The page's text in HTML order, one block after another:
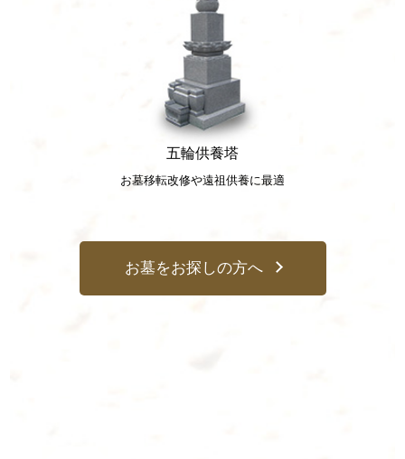
五輪供養塔
お墓移転改修や遠祖供養に最適
永代供養塔
お寺が責任持って永代にわたり供養
お墓をお探しの方へ